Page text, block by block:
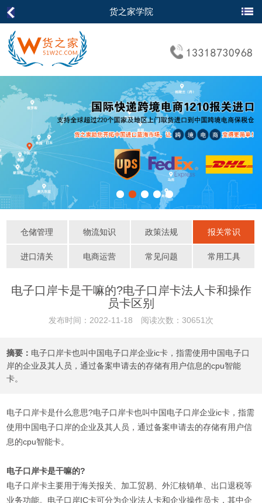
货之家学院
仓储管理 物流知识 政策法规 报关常识
进口清关 电商运营 常见问题 常用工具
电子口岸卡是干嘛的?电子口岸卡法人卡和操作
员卡区别
发布时间：2022-11-18 阅读次数：30651次
摘要： 电子口岸卡也叫中国电子口岸企业ic卡，指需使用中国电子口
岸的企业及其人员，通过备案申请去的存储有用户信息的cpu智能
卡。
电子口岸卡是什么意思?电子口岸卡也叫中国电子口岸企业ic卡，指需
使用中国电子口岸的企业及其人员，通过备案申请去的存储有用户信
息的cpu智能卡。
电子口岸卡是干嘛的?
电子口岸卡主要用于海关报关、加工贸易、外汇核销单、出口退税等
业务功能。电子口岸IC卡可分为企业法人卡和企业操作员卡，其中企